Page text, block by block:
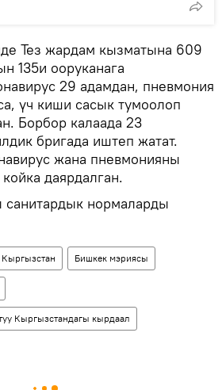
Тез жардам кызматына 609
135и ооруканага
29 адамдан, пневмония
үч киши сасык тумоолоп
Борбор калаада 23
бригада иштеп жатат.
жана пневмонияны
даярдалган.
нормаларды
Кыргызстан Бишкек мэриясы
Кыргызстандагы кырдаал